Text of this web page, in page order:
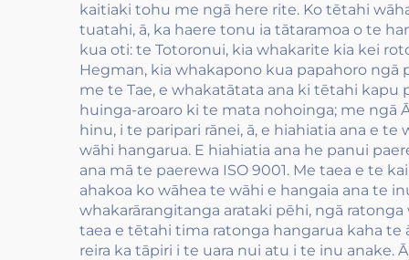
kaitiaki tohu me ngā here rite. Ko tētahi
tuatahi, ā, ka haere tonu ia tātaramoa o te
kua oti: te Totoronui, kia whakarite kia kei
Hegman, kia whakapono kua papahoro ngā
me te Tae, e whakatātata ana ki tētahi
huinga-aroaro ki te mata nohoinga; me ngā
hinu, i te paripari rānei, ā, e hiahiatia ana e
wāhi hangarua. E hiahiatia ana he panui
ana mā te paerewa ISO 9001. Me taea e te
ahakoa ko wāhea te wāhi e hangaia ana te
whakarārangitanga arataki pēhi, ngā
taea e tētahi tima ratonga hangarua kaha
reira ka tāpiri i te uara nui atu i te inu anake.